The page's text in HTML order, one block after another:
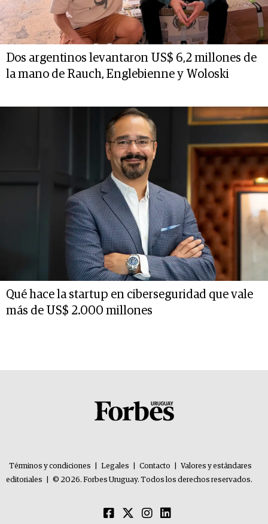
Dos argentinos levantaron US$ 6,2 millones de
la mano de Rauch, Englebienne y Woloski
Qué hace la startup en ciberseguridad que vale
más de US$ 2.000 millones
Términos y condiciones Legales Contacto
Valores y estándares
editoriales
© 2026. Forbes Uruguay. Todos los derechos reservados.